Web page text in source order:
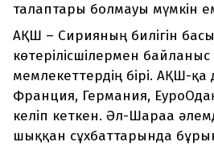
талаптары болмауы мүмкін
АҚШ – Сирияның билігін
көтерілісшілермен
мемлекеттердің бірі. АҚШ-
Франция, Германия, ЕуроОдақ
келіп кеткен. Әл-Шараа
шыққан сұхбаттарында